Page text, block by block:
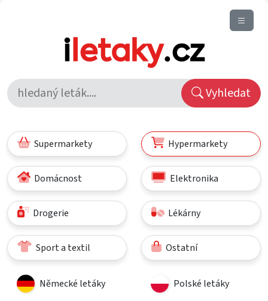
Vyhledat
Supermarkety Hypermarkety
Domácnost Elektronika
Drogerie Lékárny
Sport a textil Ostatní
Německé letáky Polské letáky